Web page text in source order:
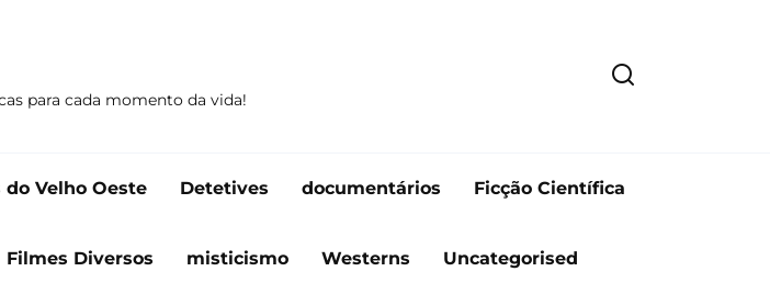
para cada momento da vida!
Velho Oeste Detetives documentários Ficção Científica
Filmes Diversos misticismo Westerns Uncategorised